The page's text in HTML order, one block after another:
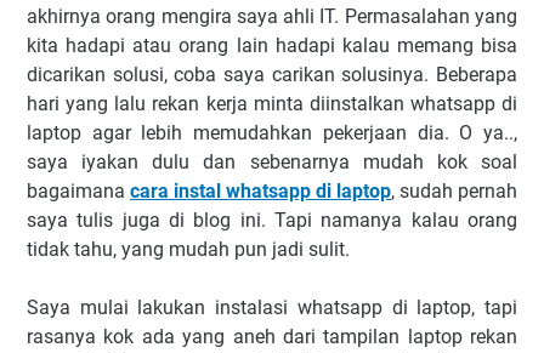
akhirnya orang mengira saya ahli IT. Permasalahan yang
kita hadapi atau orang lain hadapi kalau memang bisa
dicarikan solusi, coba saya carikan solusinya. Beberapa
hari yang lalu rekan kerja minta diinstalkan whatsapp di
laptop agar lebih memudahkan pekerjaan dia. O ya..,
saya iyakan dulu dan sebenarnya mudah kok soal
bagaimana cara instal whatsapp di laptop, sudah pernah
saya tulis juga di blog ini. Tapi namanya kalau orang
tidak tahu, yang mudah pun jadi sulit.
Saya mulai lakukan instalasi whatsapp di laptop, tapi
rasanya kok ada yang aneh dari tampilan laptop rekan